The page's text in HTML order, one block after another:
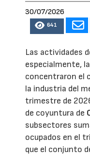
30/07/2026
641
Las actividades
especialmente,
concentraron el
la industria del
trimestre de
de coyuntura de
subsectores
ocupados en el
que el conjunto